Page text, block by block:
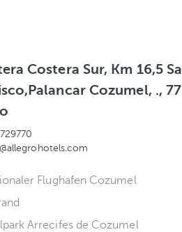
Costera Sur, Km 16,5
Cozumel, .,
Flughafen Cozumel
Arrecifes de Cozumel